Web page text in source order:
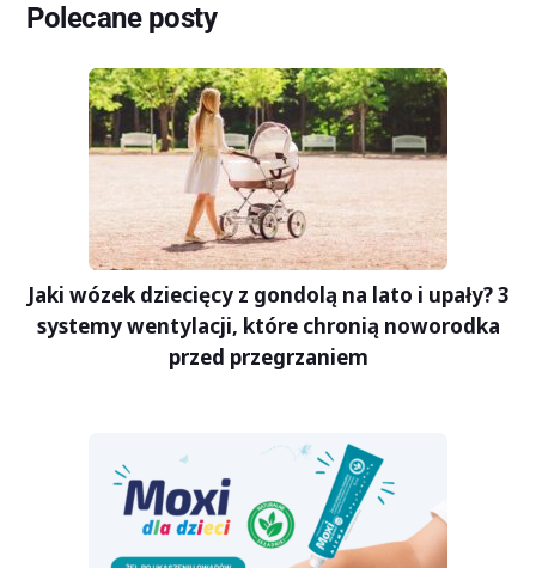
Polecane posty
Jaki wózek dziecięcy z gondolą na lato i upały? 3
systemy wentylacji, które chronią noworodka
przed przegrzaniem